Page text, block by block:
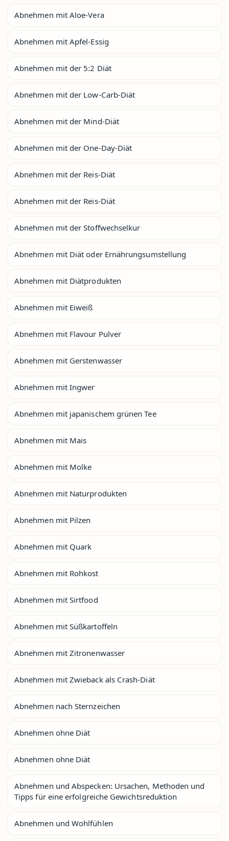
Abnehmen mit Aloe-Vera
Abnehmen mit Apfel-Essig
Abnehmen mit der 5:2 Diät
Abnehmen mit der Low-Carb-Diät
Abnehmen mit der Mind-Diät
Abnehmen mit der One-Day-Diät
Abnehmen mit der Reis-Diät
Abnehmen mit der Reis-Diät
Abnehmen mit der Stoffwechselkur
Abnehmen mit Diät oder Ernährungsumstellung
Abnehmen mit Diätprodukten
Abnehmen mit Eiweiß
Abnehmen mit Flavour Pulver
Abnehmen mit Gerstenwasser
Abnehmen mit Ingwer
Abnehmen mit japanischem grünen Tee
Abnehmen mit Mais
Abnehmen mit Molke
Abnehmen mit Naturprodukten
Abnehmen mit Pilzen
Abnehmen mit Quark
Abnehmen mit Rohkost
Abnehmen mit Sirtfood
Abnehmen mit Süßkartoffeln
Abnehmen mit Zitronenwasser
Abnehmen mit Zwieback als Crash-Diät
Abnehmen nach Sternzeichen
Abnehmen ohne Diät
Abnehmen ohne Diät
Abnehmen und Abspecken: Ursachen, Methoden und
Tipps für eine erfolgreiche Gewichtsreduktion
Abnehmen und Wohlfühlen